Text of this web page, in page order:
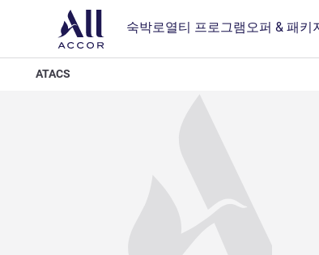
숙박로열티 프로그램 오퍼 & 패키
ATACS